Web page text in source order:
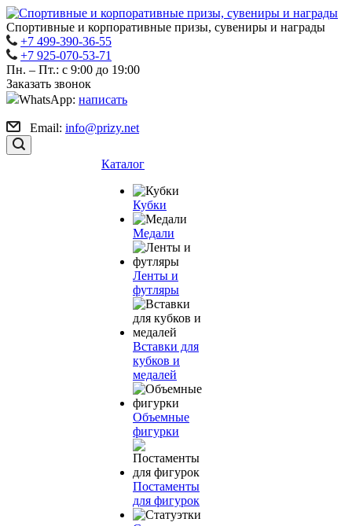
Спортивные и корпоративные призы, сувениры и награды
+7 499-390-36-55
+7 925-070-53-71
Пн. – Пт.: с 9:00 до 19:00
Заказать звонок
WhatsApp: написать
Email: info@prizy.net
Каталог
Кубки
Медали
Ленты и
футляры
Вставки для
кубков и
медалей
Объемные
фигурки
Постаменты
для фигурок